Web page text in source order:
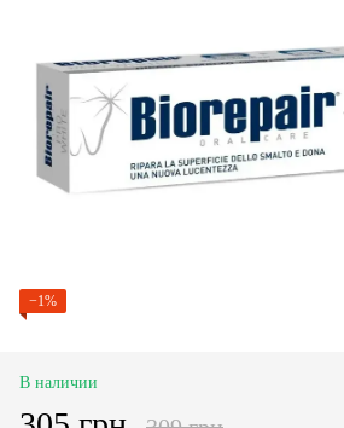
−1%
В наличии